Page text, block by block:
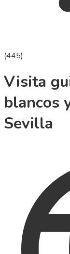
(445)
Visita
blancos
Sevilla